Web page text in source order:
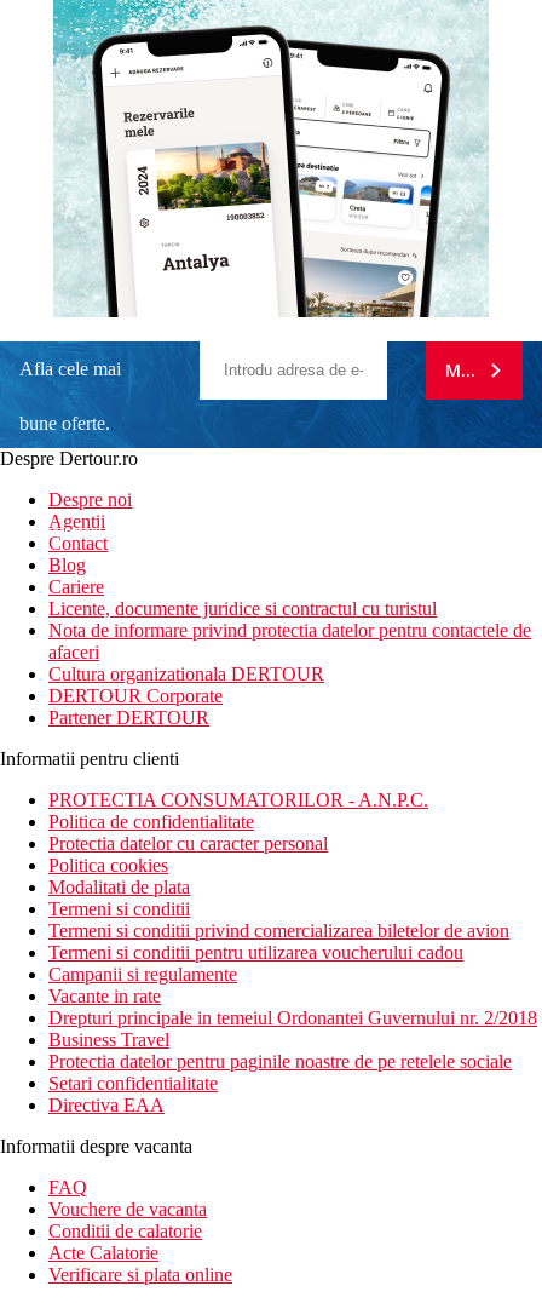
Afla cele mai
bune oferte.
newsletter!
MA
Despre Dertour.ro
Despre noi
Agentii
Contact
Blog
Cariere
Licente, documente juridice si contractul cu turistul
Nota de informare privind protectia datelor pentru contactele de
afaceri
Cultura organizationala DERTOUR
DERTOUR Corporate
Partener DERTOUR
Informatii pentru clienti
PROTECTIA CONSUMATORILOR - A.N.P.C.
Politica de confidentialitate
Protectia datelor cu caracter personal
Politica cookies
Modalitati de plata
Termeni si conditii
Termeni si conditii privind comercializarea biletelor de avion
Termeni si conditii pentru utilizarea voucherului cadou
Campanii si regulamente
Vacante in rate
Drepturi principale in temeiul Ordonantei Guvernului nr. 2/2018
Business Travel
Protectia datelor pentru paginile noastre de pe retelele sociale
Setari confidentialitate
Directiva EAA
Informatii despre vacanta
FAQ
Vouchere de vacanta
Conditii de calatorie
Acte Calatorie
Verificare si plata online